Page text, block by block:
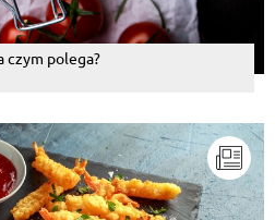
czym polega?